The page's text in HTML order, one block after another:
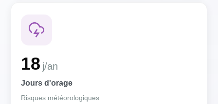
18 j/an
Jours d'orage
Risques météorologiques